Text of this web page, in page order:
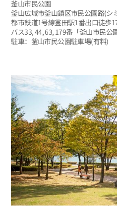
釜山市民公園
釜山広域市釜山鎮区市民公園路(シ
都市鉄道1号線釜田駅1番出口徒歩
バス33, 44, 63, 179番「釜山市民公
駐車：釜山市民公園駐車場(有料)